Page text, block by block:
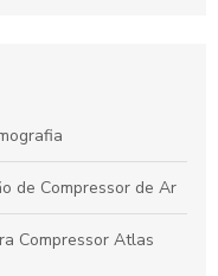
Sua
Impulsiona a
de Compressor de Ar
Compressor Atlas